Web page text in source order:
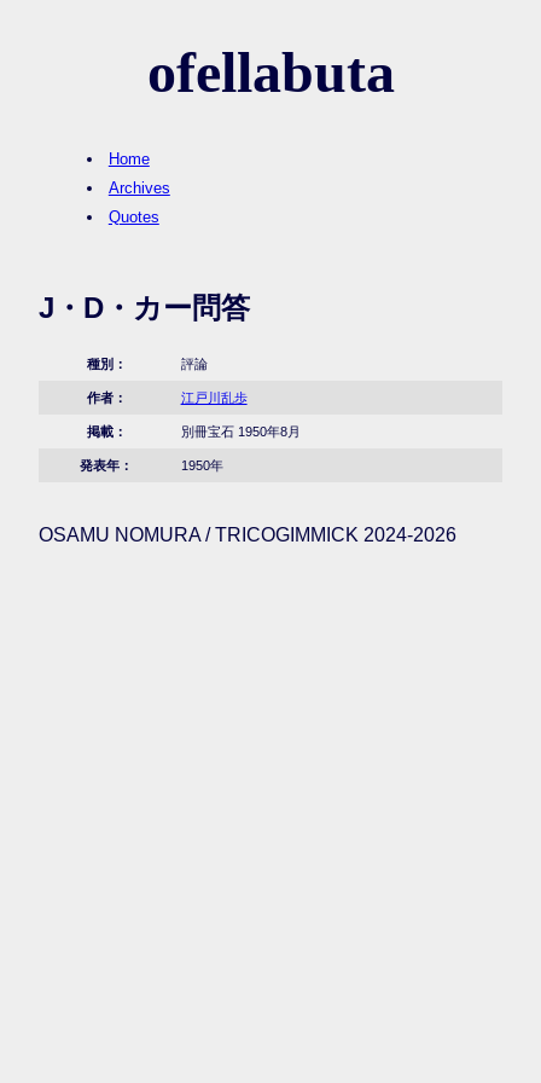
ofellabuta
Home
Archives
Quotes
J・D・カー問答
種別： 評論
作者： 江戸川乱歩
掲載： 別冊宝石 1950年8月
発表年： 1950年
OSAMU NOMURA / TRICOGIMMICK 2024-2026